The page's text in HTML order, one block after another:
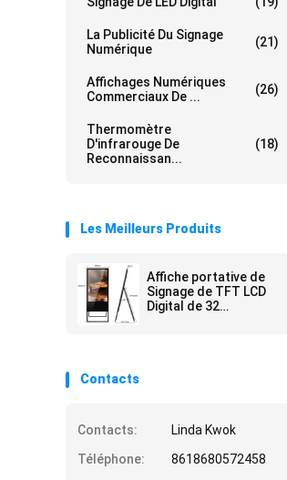
La Publicité Du Signage
Numérique
(21)
Affichages Numériques
Commerciaux De ...
(26)
Thermomètre
D'infrarouge De
Reconnaissan...
(18)
Les Meilleurs Produits
Affiche portative de
Signage de TFT LCD
Digital de 32
Contacts
Contacts:
Linda Kwok
Téléphone:
8618680572458